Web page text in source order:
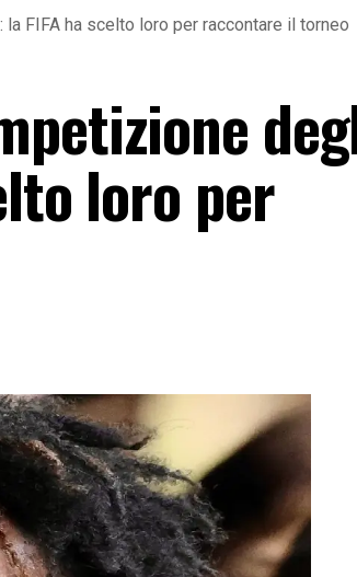
FIFA ha scelto loro per raccontare il torneo
loro per